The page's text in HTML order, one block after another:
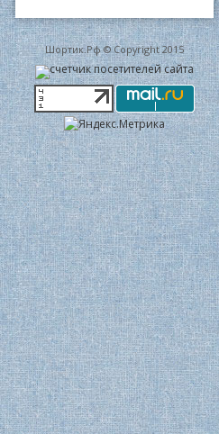
Шортик.Рф © Copyright 2015